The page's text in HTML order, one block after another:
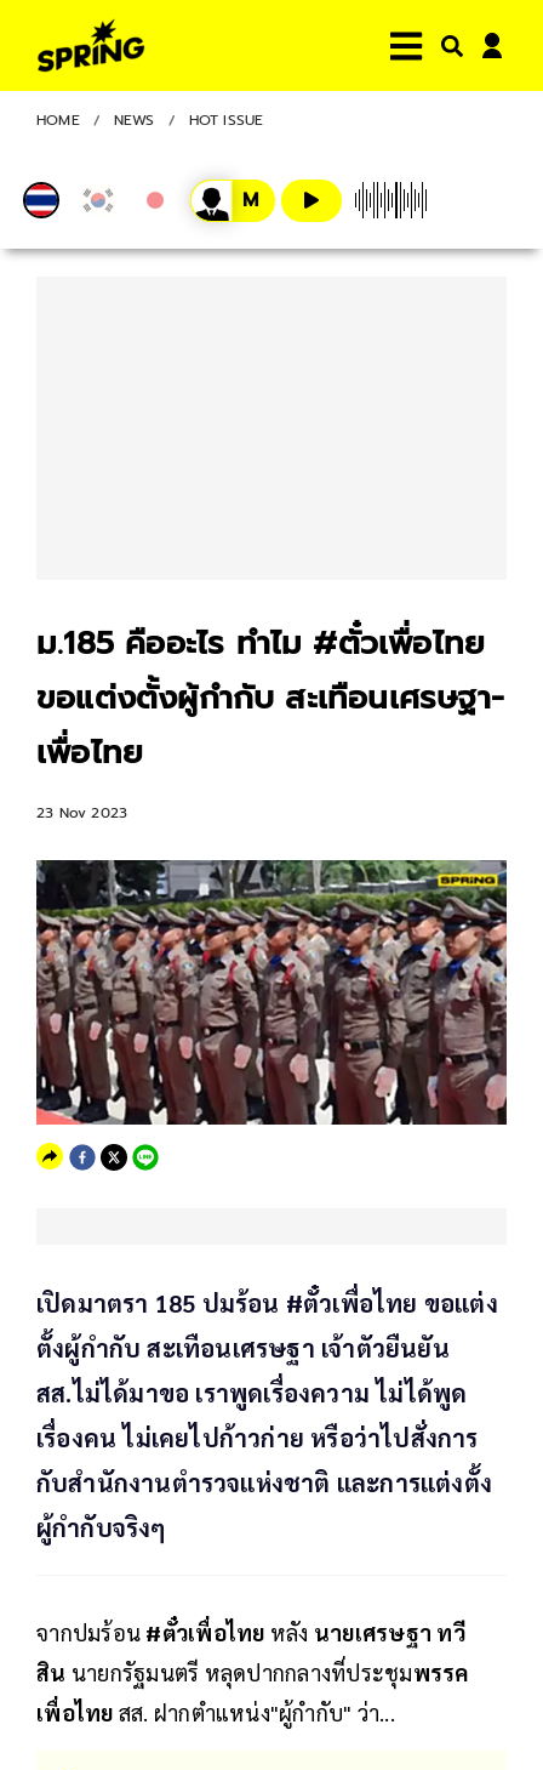
HOME NEWS HOT ISSUE
ม.185 คืออะไร ทำไม #ตั๋วเพื่อไทย
ขอแต่งตั้งผู้กำกับ สะเทือนเศรษฐา-
เพื่อไทย
23 Nov 2023
เปิดมาตรา 185 ปมร้อน #ตั๋วเพื่อไทย ขอแต่ง
ตั้งผู้กำกับ สะเทือนเศรษฐา เจ้าตัวยืนยัน
สส.ไม่ได้มาขอ​ เราพูดเรื่องความ ไม่ได้พูด
เรื่องคน ไม่เคยไปก้าวก่าย หรือว่าไปสั่งการ
กับสำนักงานตำรวจแห่งชาติ และการแต่งตั้ง
ผู้กำกับจริงๆ
จากปมร้อน #ตั๋วเพื่อไทย หลัง นายเศรษฐา ทวี
สิน นายกรัฐมนตรี หลุดปากกลางที่ประชุมพรรค
เพื่อไทย สส. ฝากตำแหน่ง"ผู้กำกับ" ว่า...